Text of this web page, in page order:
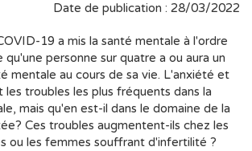
Date de publication : 28/03/2022
19 a mis la santé mentale à l'ordre
qu'une personne sur quatre a ou aura un
mentale au cours de sa vie. L'anxiété et
les troubles les plus fréquents dans la
mais qu'en est-il dans le domaine de la
Ces troubles augmentent-ils chez les
ou les femmes souffrant d'infertilité ?